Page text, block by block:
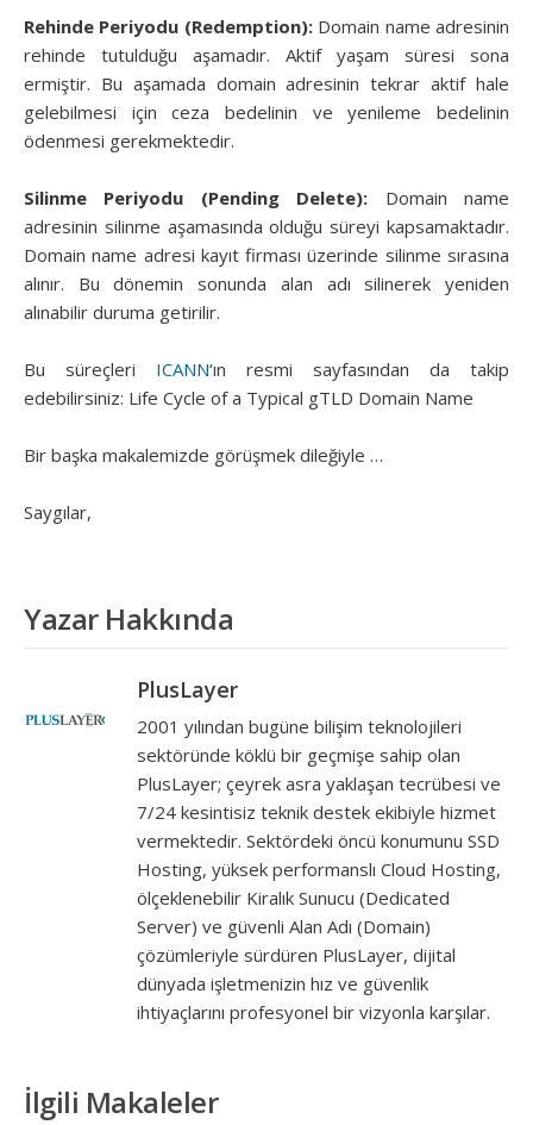
Rehinde Periyodu (Redemption):Domain name adresinin
rehinde tutulduğu aşamadır. Aktif yaşam süresi sona
ermiştir. Bu aşamada domain adresinin tekrar aktif hale
gelebilmesi için ceza bedelinin ve yenileme bedelinin
ödenmesi gerekmektedir.
Silinme Periyodu (Pending Delete): Domain name
adresinin silinme aşamasında olduğu süreyi kapsamaktadır.
Domain name adresi kayıt firması üzerinde silinme sırasına
alınır. Bu dönemin sonunda alan adı silinerek yeniden
alınabilir duruma getirilir.
Bu süreçleri ICANN‘ın resmi sayfasından da takip
edebilirsiniz: Life Cycle of a Typical gTLD Domain Name
Bir başka makalemizde görüşmek dileğiyle …
Saygılar,
Yazar Hakkında
PlusLayer
2001 yılından bugüne bilişim teknolojileri
sektöründe köklü bir geçmişe sahip olan
PlusLayer; çeyrek asra yaklaşan tecrübesi ve
7/24 kesintisiz teknik destek ekibiyle hizmet
vermektedir. Sektördeki öncü konumunu SSD
Hosting, yüksek performanslı Cloud Hosting,
ölçeklenebilir Kiralık Sunucu (Dedicated
Server) ve güvenli Alan Adı (Domain)
çözümleriyle sürdüren PlusLayer, dijital
dünyada işletmenizin hız ve güvenlik
ihtiyaçlarını profesyonel bir vizyonla karşılar.
İlgili Makaleler